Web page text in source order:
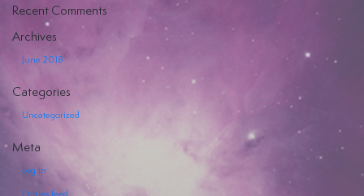
EVENTI
SERVIZI
Recent Comments
Archives
June 2018
Categories
Uncategorized
Meta
Log in
Entries feed